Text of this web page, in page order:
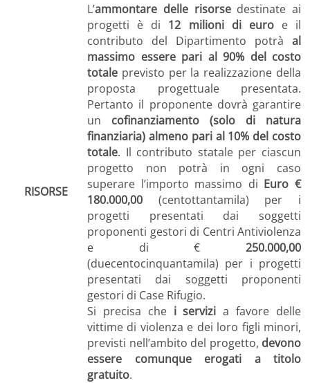
RISORSE
L’ammontare delle risorsedestinate ai
progetti è di 12 milioni di euroe il
contributo del Dipartimento potrà al
massimo essere pari al 90% del costo
totale previsto per la realizzazione della
proposta progettuale presentata.
Pertanto il proponente dovrà garantire
un cofinanziamento (solo di natura
finanziaria) almeno pari al 10% del costo
totale. Il contributo statale per ciascun
progetto non potrà in ogni caso
superare l’importo massimo di Euro €
180.000,00 (centottantamila) per i
progetti presentati dai soggetti
proponenti gestori di Centri Antiviolenza
e di € 250.000,00
(duecentocinquantamila) per i progetti
presentati dai soggetti proponenti
gestori di Case Rifugio.
Si precisa che i servizi a favore delle
vittime di violenza e dei loro figli minori,
previsti nell’ambito del progetto, devono
essere comunque erogati a titolo
gratuito.